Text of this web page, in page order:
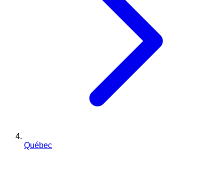
Québec